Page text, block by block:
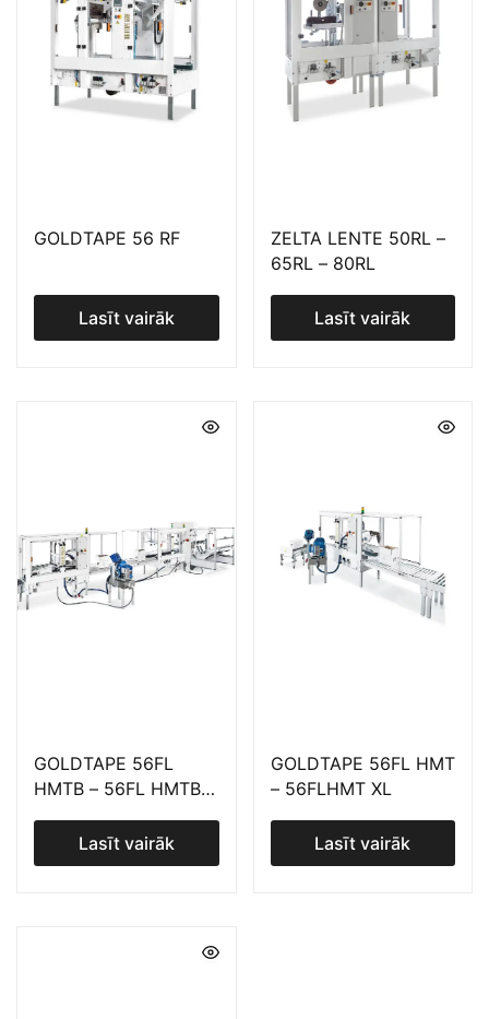
GOLDTAPE 56 RF
Lasīt vairāk
ZELTA LENTE 50RL –
65RL – 80RL
Lasīt vairāk
GOLDTAPE 56FL
HMTB – 56FL HMTB
Lasīt vairāk
GOLDTAPE 56FL HMT
– 56FLHMT XL
Lasīt vairāk